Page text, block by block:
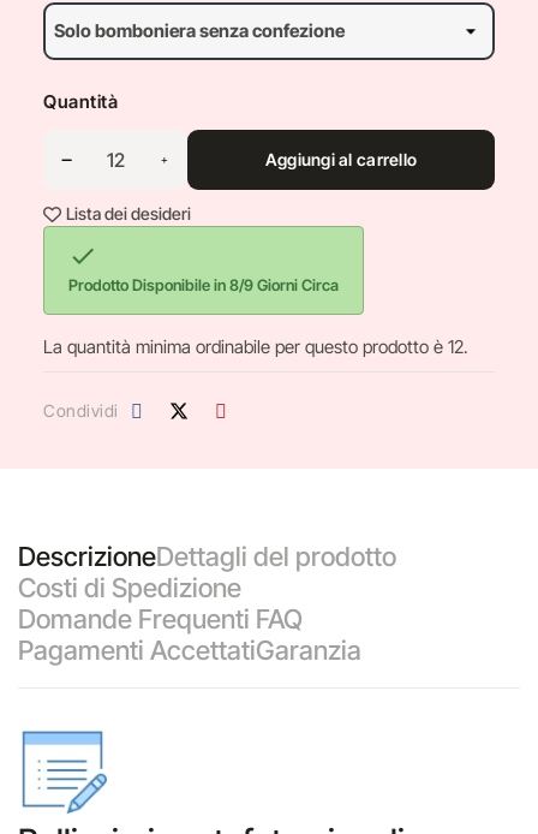
Quantità
Aggiungi al carrello
Lista dei desideri

Prodotto Disponibile in 8/9 Giorni Circa
La quantità minima ordinabile per questo prodotto è 12.
Condividi
DescrizioneDettagli del prodotto
Costi di Spedizione
Domande Frequenti FAQ
Pagamenti AccettatiGaranzia